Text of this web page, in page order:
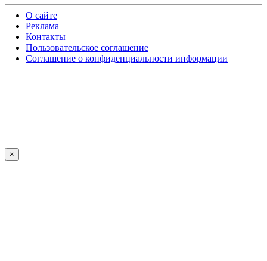
О сайте
Реклама
Контакты
Пользовательское соглашение
Соглашение о конфиденциальности информации
×